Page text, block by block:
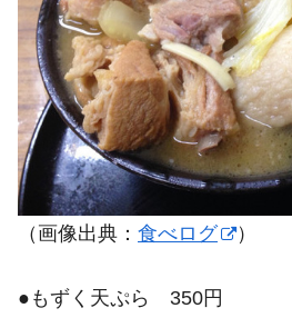
（画像出典： 食べログ ）
●もずく天ぷら 350円